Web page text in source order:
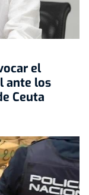
el
ante los
Ceuta